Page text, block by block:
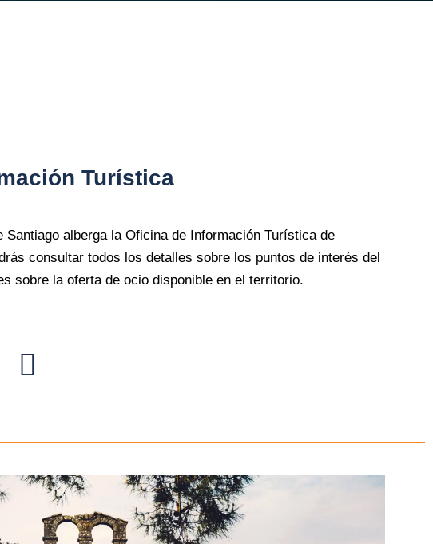
Turística
Santiago alberga la Oficina de Información Turística de
consultar todos los detalles sobre los puntos de interés del
sobre la oferta de ocio disponible en el territorio.